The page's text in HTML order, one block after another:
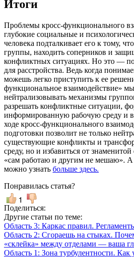
Итоги
Проблемы кросс-функционального
глубокие социальные и
человека подталкивает его к тому,
группы, находить соперников и
конфликтных ситуациях. Но это —
для расстройства. Ведь когда
можешь легко приступить к ее
функциональное взаимодействие»
нейтрализовывать механизмы
разрешать конфликтные ситуации,
информированную рабочую среду и
ходе кросс-функционального
подготовки позволит не только
существующие конфликты и
среду, но и избавиться от
«сам работаю и другим не мешаю». А
можно узнать больше здесь.
Понравилась статья?
1
Поделиться:
Другие статьи по теме:
Область 3: Каркас правил.
Область 2: Сгораешь на стыках.
«склейка» между отделами — ваша
Область 1: Зона турбулентности. Как